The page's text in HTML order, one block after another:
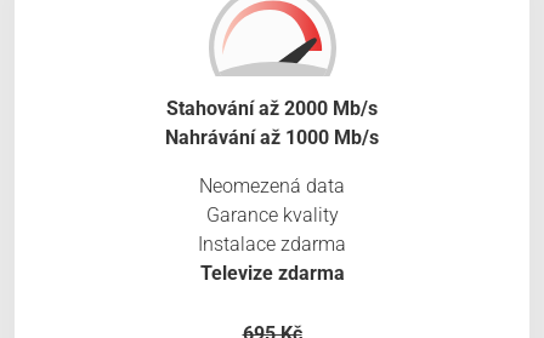
Stahování až 2000 Mb/s
Nahrávání až 1000 Mb/s
Neomezená data
Garance kvality
Instalace zdarma
Televize zdarma